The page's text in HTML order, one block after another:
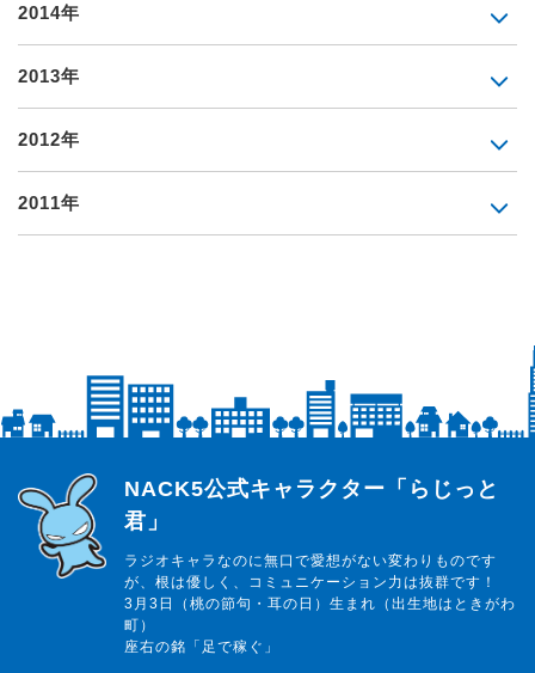
2014年
2013年
2012年
2011年
らじっと君
NACK5公式キャラクター「らじっと
君」
ラジオキャラなのに無口で愛想がない変わりものです
が、根は優しく、コミュニケーション力は抜群です！
3月3日（桃の節句・耳の日）生まれ（出生地はときがわ
町）
座右の銘「足で稼ぐ」